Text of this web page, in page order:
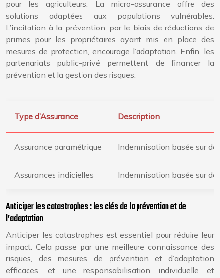
pour les agriculteurs. La micro-assurance offre des
solutions adaptées aux populations vulnérables.
L’incitation à la prévention, par le biais de réductions de
primes pour les propriétaires ayant mis en place des
mesures de protection, encourage l’adaptation. Enfin, les
partenariats public-privé permettent de financer la
prévention et la gestion des risques.
Type d’Assurance Description
Assurance paramétrique Indemnisation basée sur
Assurances indicielles Indemnisation basée sur
Anticiper les catastrophes : les clés de la prévention et de
l’adaptation
Anticiper les catastrophes est essentiel pour réduire leur
impact. Cela passe par une meilleure connaissance des
risques, des mesures de prévention et d’adaptation
efficaces, et une responsabilisation individuelle et